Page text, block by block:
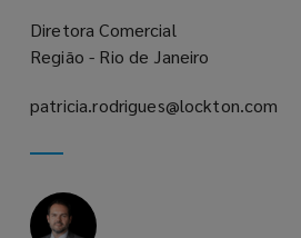
Diretora Comercial
Região - Rio de Janeiro
patricia.rodrigues@lockton.com
a
window)